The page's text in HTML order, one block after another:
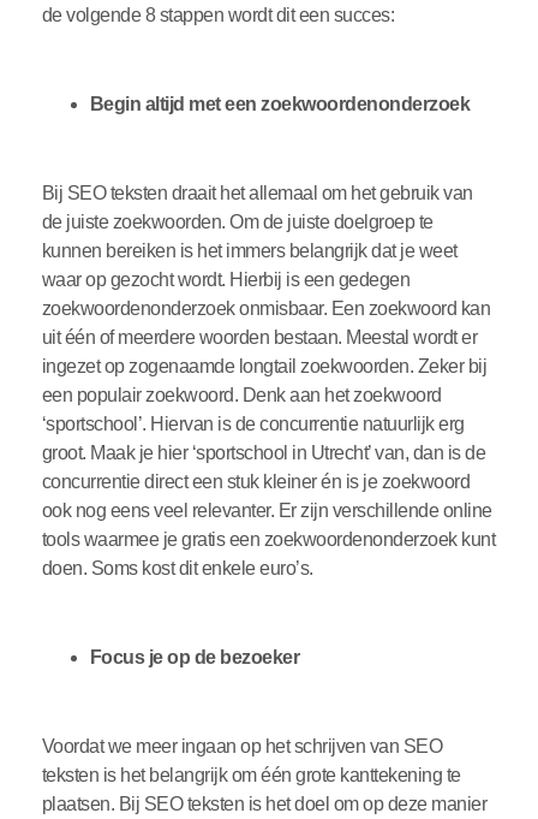
de volgende 8 stappen wordt dit een succes:
Begin altijd met een zoekwoordenonderzoek
Bij SEO teksten draait het allemaal om het gebruik van
de juiste zoekwoorden. Om de juiste doelgroep te
kunnen bereiken is het immers belangrijk dat je weet
waar op gezocht wordt. Hierbij is een gedegen
zoekwoordenonderzoek onmisbaar. Een zoekwoord kan
uit één of meerdere woorden bestaan. Meestal wordt er
ingezet op zogenaamde longtail zoekwoorden. Zeker bij
een populair zoekwoord. Denk aan het zoekwoord
‘sportschool’. Hiervan is de concurrentie natuurlijk erg
groot. Maak je hier ‘sportschool in Utrecht’ van, dan is de
concurrentie direct een stuk kleiner én is je zoekwoord
ook nog eens veel relevanter. Er zijn verschillende online
tools waarmee je gratis een zoekwoordenonderzoek kunt
doen. Soms kost dit enkele euro’s.
Focus je op de bezoeker
Voordat we meer ingaan op het schrijven van SEO
teksten is het belangrijk om één grote kanttekening te
plaatsen. Bij SEO teksten is het doel om op deze manier